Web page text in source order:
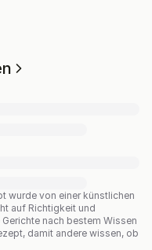
wurde von einer künstlichen
auf Richtigkeit und
nach bestem Wissen
damit andere wissen, ob